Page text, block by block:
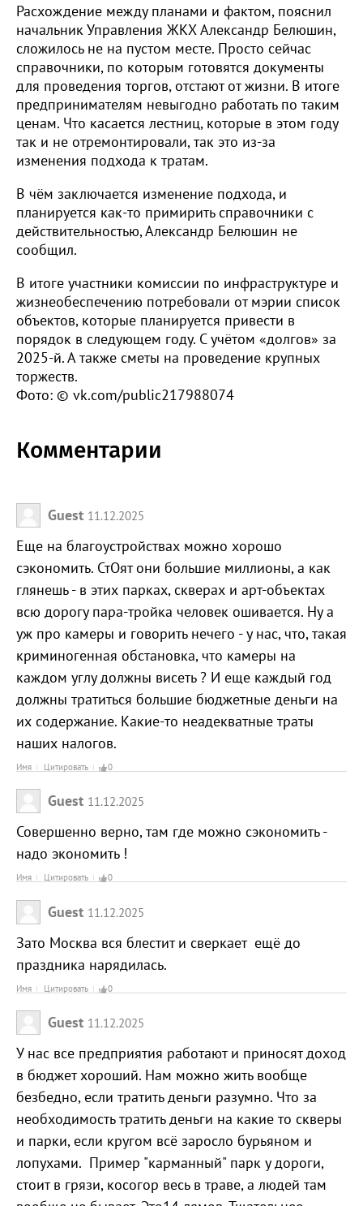
Расхождение между планами и фактом, пояснил
начальник Управления ЖКХ Александр Белюшин,
сложилось не на пустом месте. Просто сейчас
справочники, по которым готовятся документы
для проведения торгов, отстают от жизни. В итоге
предпринимателям невыгодно работать по таким
ценам. Что касается лестниц, которые в этом году
так и не отремонтировали, так это из-за
изменения подхода к тратам.
В чём заключается изменение подхода, и
планируется как-то примирить справочники с
действительностью, Александр Белюшин не
сообщил.
В итоге участники комиссии по инфраструктуре и
жизнеобеспечению потребовали от мэрии список
объектов, которые планируется привести в
порядок в следующем году. С учётом «долгов» за
2025-й. А также сметы на проведение крупных
торжеств.
Фото: © vk.com/public217988074
Комментарии
Guest 11.12.2025
Еще на благоустройствах можно хорошо
сэкономить. СтОят они большие миллионы, а как
глянешь - в этих парках, скверах и арт-объектах
всю дорогу пара-тройка человек ошивается. Ну а
уж про камеры и говорить нечего - у нас, что, такая
криминогенная обстановка, что камеры на
каждом углу должны висеть ? И еще каждый год
должны тратиться большие бюджетные деньги на
их содержание. Какие-то неадекватные траты
наших налогов.
Имя Цитировать 0
Guest 11.12.2025
Совершенно верно, там где можно сэкономить -
надо экономить !
Имя Цитировать 0
Guest 11.12.2025
Зато Москва вся блестит и сверкает ещё до
праздника нарядилась.
Имя Цитировать 0
Guest 11.12.2025
У нас все предприятия работают и приносят доход
в бюджет хороший. Нам можно жить вообще
безбедно, если тратить деньги разумно. Что за
необходимость тратить деньги на какие то скверы
и парки, если кругом всё заросло бурьяном и
лопухами. Пример "карманный" парк у дороги,
стоит в грязи, косогор весь в траве, а людей там